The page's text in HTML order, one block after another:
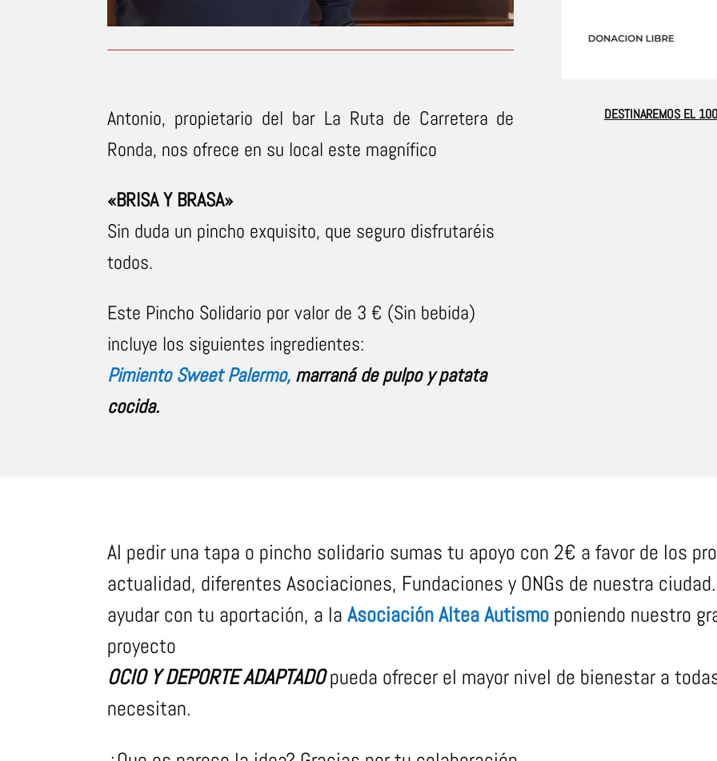
Antonio, propietario del bar La Ruta de Carretera de
Ronda, nos ofrece en su local este magnífico
«BRISA Y BRASA»
Sin duda un pincho exquisito, que seguro disfrutaréis
todos.
Este Pincho Solidario por valor de 3 € (Sin bebida)
incluye los siguientes ingredientes:
Pimiento Sweet Palermo, marraná de pulpo y patata
cocida.
DESTINAREMOS EL
Al pedir una tapa o pincho solidario sumas tu apoyo con 2€ a favor de los
actualidad, diferentes Asociaciones, Fundaciones y ONGs de nuestra
ayudar con tu aportación, a laAsociación Altea Autismo poniendo nuestro
proyecto
OCIO Y DEPORTE ADAPTADOpueda ofrecer el mayor nivel de bienestar a
necesitan.